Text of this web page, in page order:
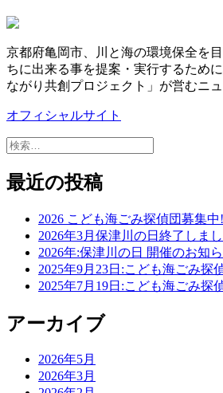
京都府亀岡市、川と海の環境保全を
ちに出来る事を提案・実行するため
ながり共創プロジェクト」が営むニ
オフィシャルサイト
検
最近の投稿
2026 こども海ごみ探偵団募集中!
2026年3月保津川の日終了しま
2026年:保津川の日 開催のお知
2025年9月23日:こども海ごみ探
2025年7月19日:こども海ごみ探
アーカイブ
2026年5月
2026年3月